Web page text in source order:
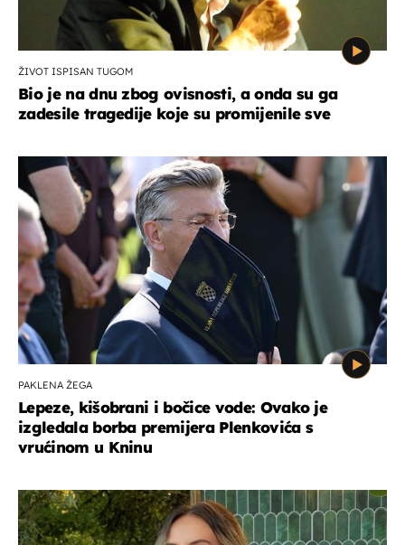
ŽIVOT ISPISAN TUGOM
Bio je na dnu zbog ovisnosti, a onda su ga
zadesile tragedije koje su promijenile sve
PAKLENA ŽEGA
Lepeze, kišobrani i bočice vode: Ovako je
izgledala borba premijera Plenkovića s
vrućinom u Kninu